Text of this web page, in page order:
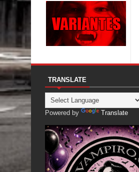
TRANSLATE
Powered by Translate